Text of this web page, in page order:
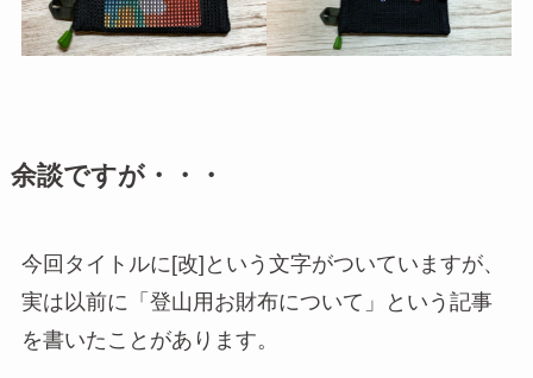
余談ですが・・・
今回タイトルに[改]という文字がついていますが、
実は以前に「登山用お財布について」という記事
を書いたことがあります。